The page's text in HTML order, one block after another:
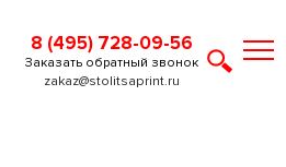
8 (495) 728-09-56
zakaz@stolitsaprint.ru
Заказать обратный звонок